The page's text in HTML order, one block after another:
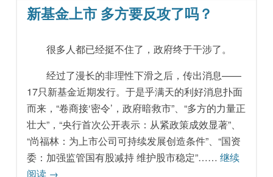
新基金上市 多方要反攻了吗？
很多人都已经挺不住了，政府终于干涉了。
经过了漫长的非理性下滑之后，传出消息——
17只新基金近期发行。于是乎满天的利好消息扑面
而来，“卷商接‘密令’，政府暗救市”、“多方的力量正
壮大”，“央行首次公开表示：从紧政策成效显著”、
“尚福林：为上市公司可持续发展创造条件”、“国资
委：加强监管国有股减持 维护股市稳定”……继续
阅读 →